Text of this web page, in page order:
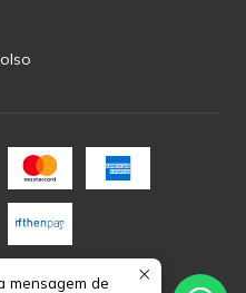
mensagem de